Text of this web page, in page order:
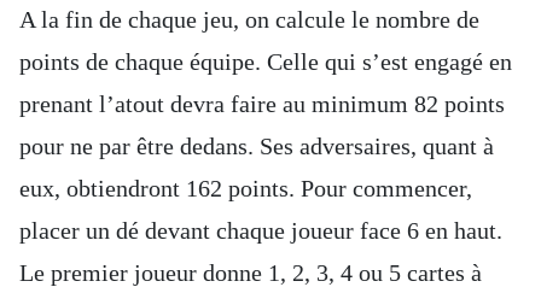
A la fin de chaque jeu, on calcule le nombre de
points de chaque équipe. Celle qui s’est engagé en
prenant l’atout devra faire au minimum 82 points
pour ne par être dedans. Ses adversaires, quant à
eux, obtiendront 162 points. Pour commencer,
placer un dé devant chaque joueur face 6 en haut.
Le premier joueur donne 1, 2, 3, 4 ou 5 cartes à